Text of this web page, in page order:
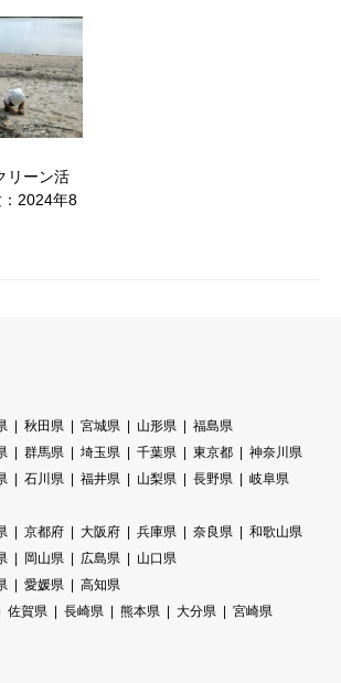
リーン活
2024年8
秋田県 宮城県 山形県
福島県
群馬県 埼玉県 千葉県 東京都
神奈川県
石川県 福井県 山梨県 長野県
岐阜県
京都府 大阪府 兵庫県 奈良県
和歌山県
岡山県 広島県
山口県
愛媛県
高知県
佐賀県 長崎県 熊本県 大分県
宮崎県